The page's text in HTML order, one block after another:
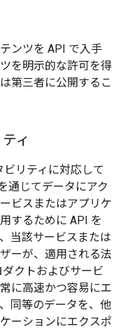
ンツを API で入手
を明示的な許可を得
第三者に公開するこ
ィ
リティに対応して
通じてデータにアク
ビスまたはアプリケ
するために API を
当該サービスまたは
ーが、適用される法
ダクトおよびサービ
に高速かつ容易にエ
同等のデータを、他
ーションにエクスポ